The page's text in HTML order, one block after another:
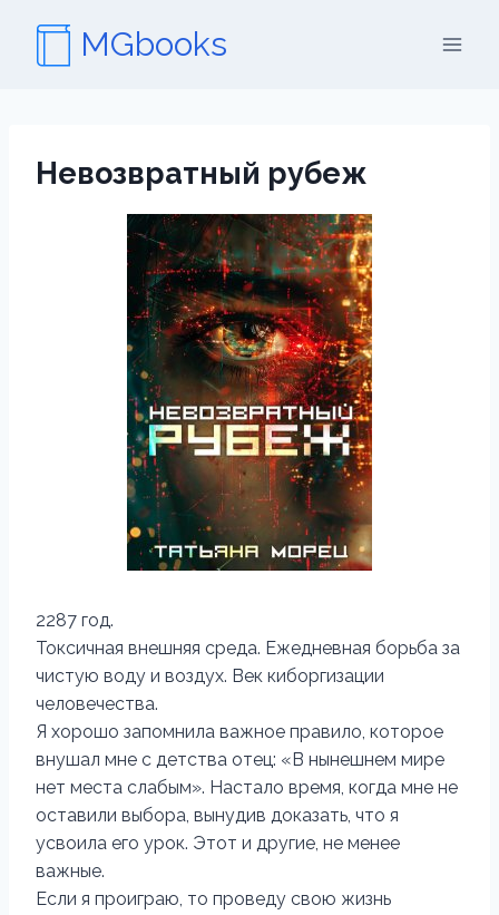
содержимому
MGbooks
Невозвратный рубеж
2287 год.
Токсичная внешняя среда. Ежедневная борьба за
чистую воду и воздух. Век киборгизации
человечества.
Я хорошо запомнила важное правило, которое
внушал мне с детства отец: «В нынешнем мире
нет места слабым». Настало время, когда мне не
оставили выбора, вынудив доказать, что я
усвоила его урок. Этот и другие, не менее
важные.
Если я проиграю, то проведу свою жизнь